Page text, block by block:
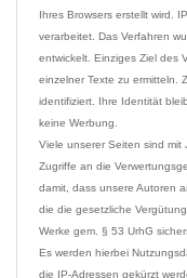
Ihres Browsers erstellt wird.
verarbeitet. Das Verfahren
entwickelt. Einziges Ziel des
einzelner Texte zu ermitteln.
identifiziert. Ihre Identität
keine Werbung.
Viele unserer Seiten sind mit
Zugriffe an die
damit, dass unsere Autoren
die die gesetzliche
Werke gem. § 53 UrhG
Es werden hierbei
die IP-Adressen gekürzt